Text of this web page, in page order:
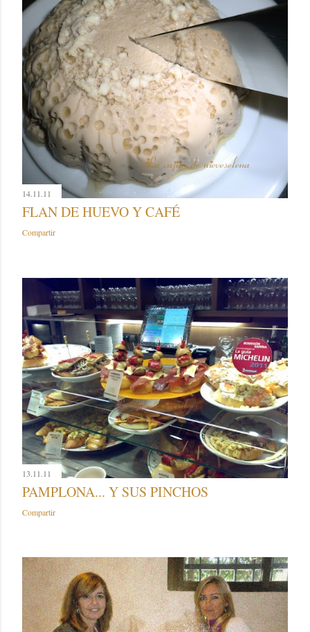
14.11.11
FLAN DE HUEVO Y CAFÉ
Compartir
13.11.11
PAMPLONA... Y SUS PINCHOS
Compartir